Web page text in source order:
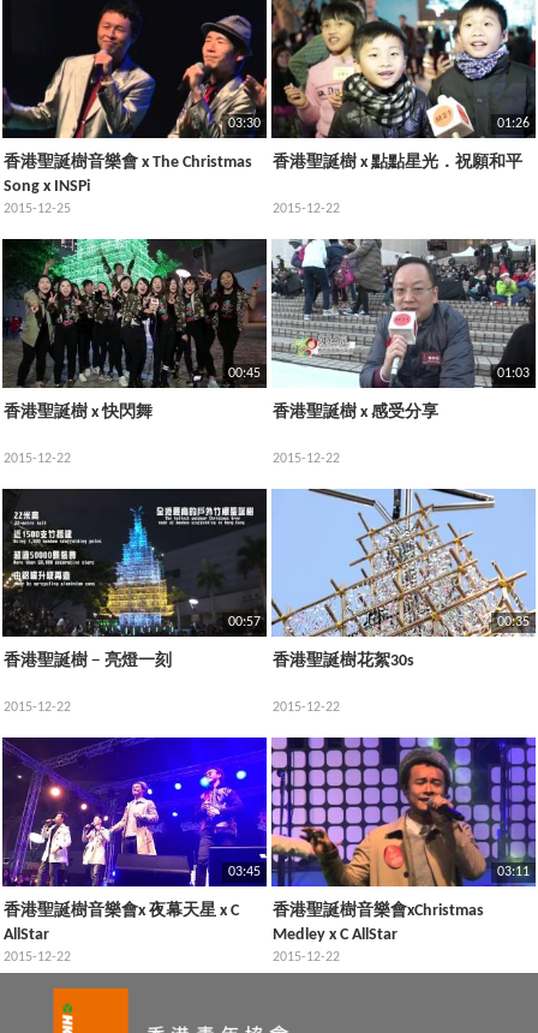
03:30
香港聖誕樹音樂會 x The Christmas
Song x INSPi
2015-12-25
01:26
香港聖誕樹 x 點點星光．祝願和平
2015-12-22
00:45
香港聖誕樹 x 快閃舞
2015-12-22
01:03
香港聖誕樹 x 感受分享
2015-12-22
00:57
香港聖誕樹﹣亮燈一刻
2015-12-22
00:35
香港聖誕樹花絮30s
2015-12-22
03:45
香港聖誕樹音樂會x 夜幕天星 x C
AllStar
2015-12-22
03:11
香港聖誕樹音樂會xChristmas
Medley x C AllStar
2015-12-22